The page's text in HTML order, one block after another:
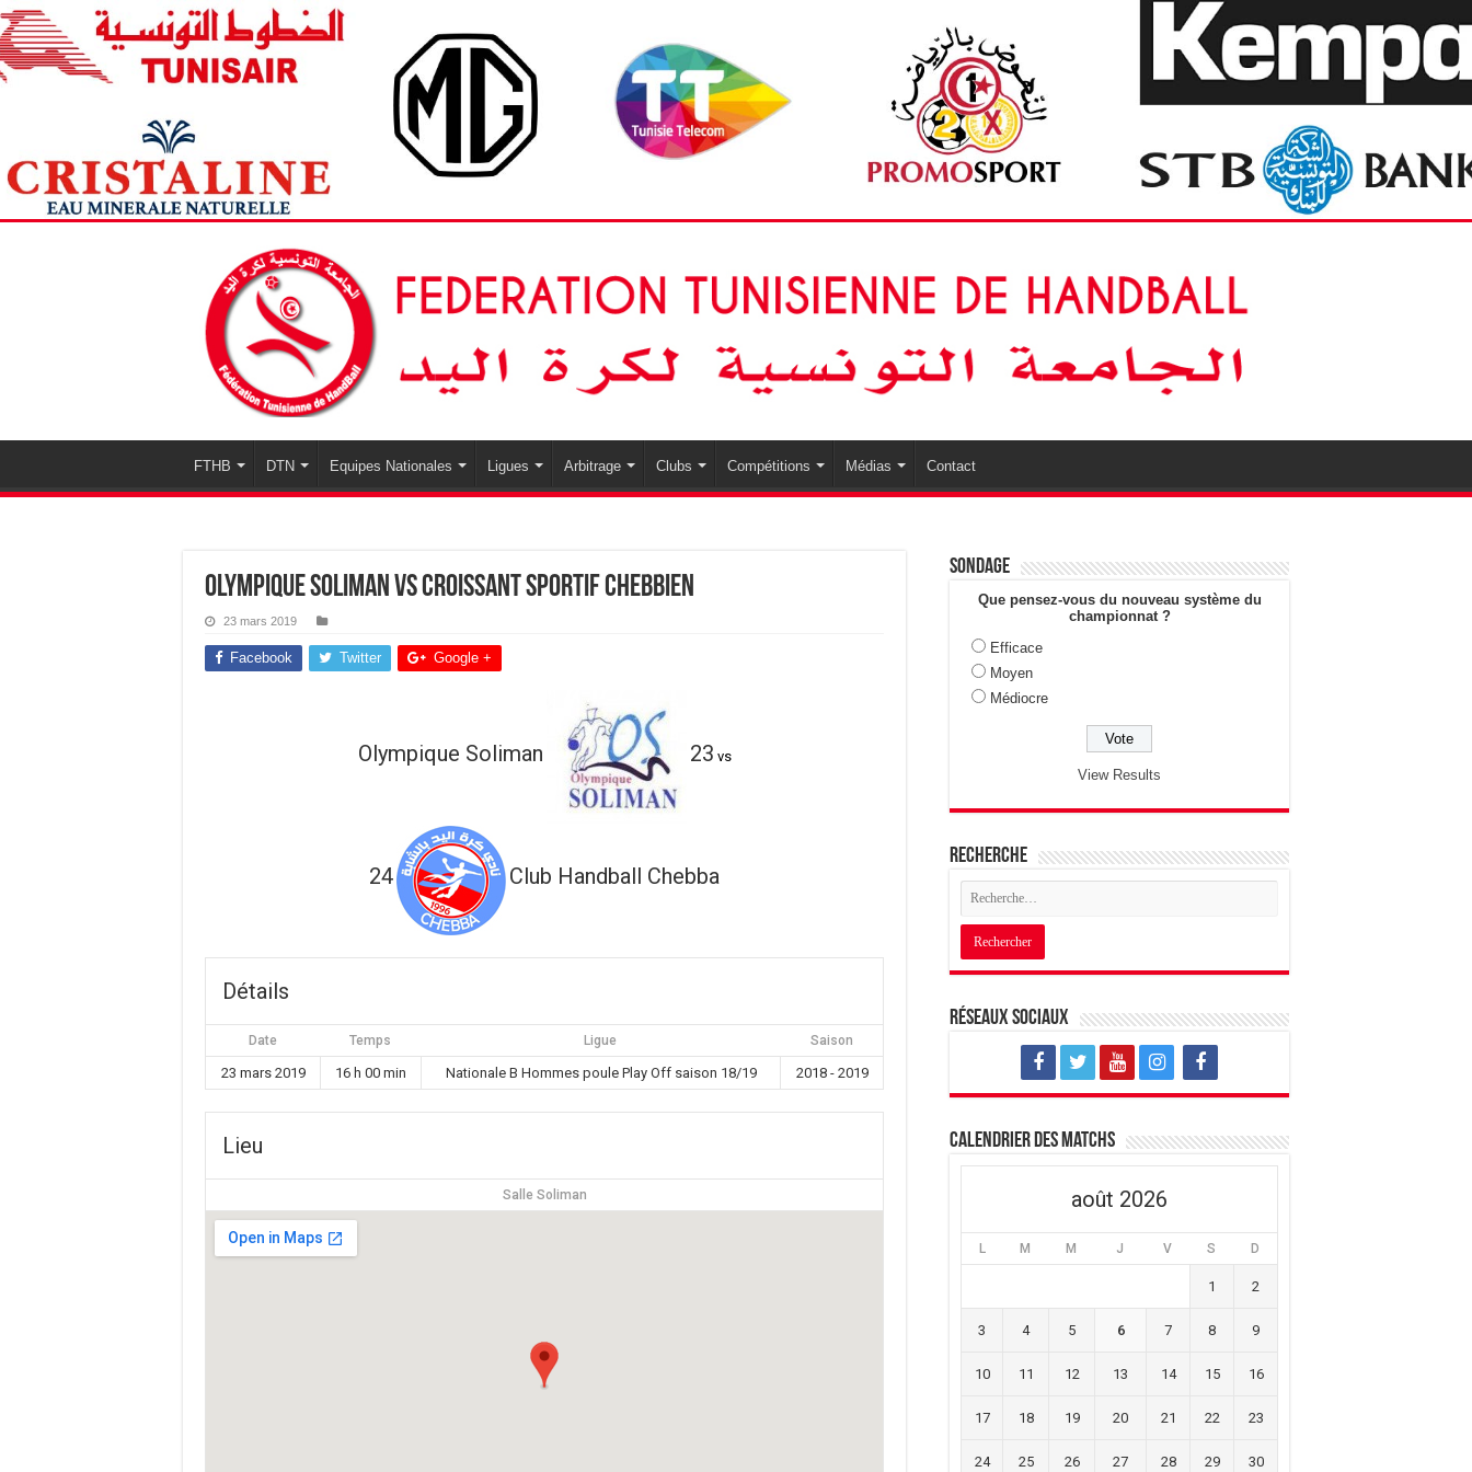
FTHB DTN Equipes Nationales Ligues Arbitrage Clubs Compétitions Médias Contact
Olympique Soliman vs Croissant Sportif Chebbien
23 mars 2019
Facebook Twitter Google +
Olympique Soliman 23 vs
24 Club Handball Chebba
Détails
Date Temps Ligue Saison
23 mars 2019 16 h 00 min Nationale B Hommes poule Play Off saison 18/19 2018 - 2019
Lieu
Salle Soliman
Sondage
Que pensez-vous du nouveau système du
championnat ?
Efficace
Moyen
Médiocre
View Results
Recherche
Réseaux sociaux
Calendrier des matchs
août 2026
L M M J V S D
1 2
3 4 5 6 7 8 9
10 11 12 13 14 15 16
17 18 19 20 21 22 23
24 25 26 27 28 29 30